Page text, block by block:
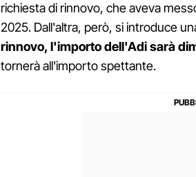
richiesta di rinnovo, che aveva
2025. Dall'altra, però, si introduce
rinnovo, l'importo dell'Adi sarà
tornerà all'importo spettante.